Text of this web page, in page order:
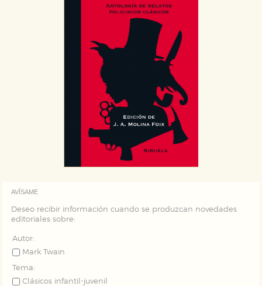
AVÍSAME
Deseo recibir información cuando se produzcan novedades
editoriales sobre:
Autor:
Mark Twain
Tema:
Clásicos infantil-juvenil